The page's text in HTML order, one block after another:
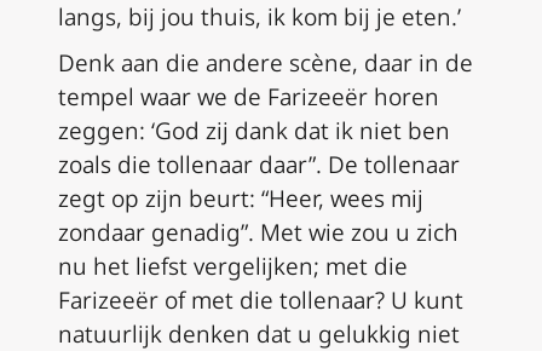
langs, bij jou thuis, ik kom bij je eten.’
Denk aan die andere scène, daar in de
tempel waar we de Farizeeër horen
zeggen: ‘God zij dank dat ik niet ben
zoals die tollenaar daar”. De tollenaar
zegt op zijn beurt: “Heer, wees mij
zondaar genadig”. Met wie zou u zich
nu het liefst vergelijken; met die
Farizeeër of met die tollenaar? U kunt
natuurlijk denken dat u gelukkig niet